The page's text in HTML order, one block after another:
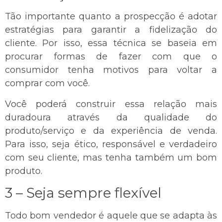
Tão importante quanto a prospecção é adotar
estratégias para garantir a fidelização do
cliente. Por isso, essa técnica se baseia em
procurar formas de fazer com que o
consumidor tenha motivos para voltar a
comprar com você.
Você poderá construir essa relação mais
duradoura através da qualidade do
produto/serviço e da experiência de venda.
Para isso, seja ético, responsável e verdadeiro
com seu cliente, mas tenha também um bom
produto.
3 – Seja sempre flexível
Todo bom vendedor é aquele que se adapta às